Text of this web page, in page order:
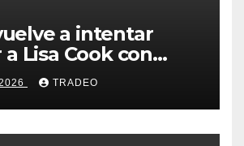
a intentar
Lisa Cook con
de fraude
TRADEO